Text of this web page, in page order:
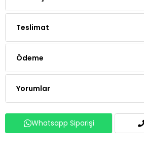
Teslimat
Ödeme
Yorumlar
Whatsapp Siparişi